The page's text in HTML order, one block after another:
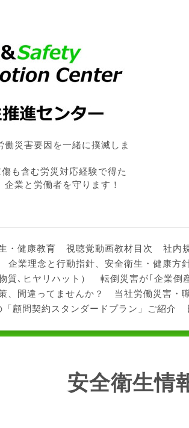
災害要因を一緒に撲滅しま
も含む労災対応経験で得た
業と労働者を守ります！
・健康教育 視聴覚動画教材目次 社内
企業理念と行動指針、安全衛生・健康方
質､ヒヤリハット）
転倒災害が｢企業倒
、間違ってませんか？
当社労働災害・
顧問契約スタンダードプラン」ご紹介
安全衛生情